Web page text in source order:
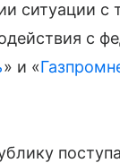
ситуации с
с
» и «